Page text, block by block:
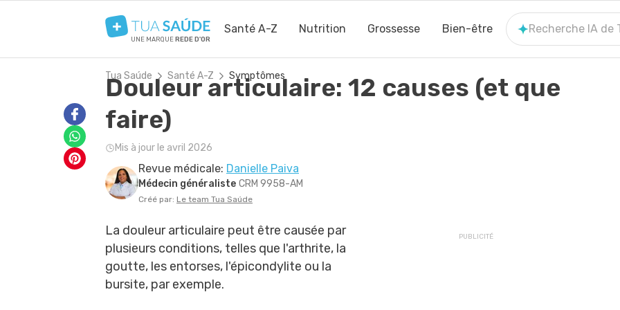
Santé A-Z Nutrition Grossesse Bien-être
UNE MARQUEREDE D'OR
Recherche IA de
Tua Saúde Santé A-Z Symptômes
Douleur articulaire: 12 causes (et que
faire)
Mis à jour le avril 2026
Revue médicale: Danielle Paiva
Médecin généraliste CRM 9958-AM
Créé par: Le team Tua Saúde
La douleur articulaire peut être causée par
plusieurs conditions, telles que l'arthrite, la
goutte, les entorses, l'épicondylite ou la
bursite, par exemple.